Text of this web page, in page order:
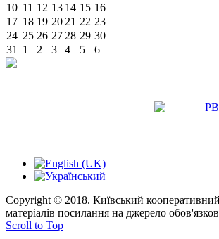
10 11 12 13 14 15 16
17 18 19 20 21 22 23
24 25 26 27 28 29 30
31
1 2 3 4 5 6
Copyright © 2018. Київський
матеріалів посилання на джерело
Scroll to Top